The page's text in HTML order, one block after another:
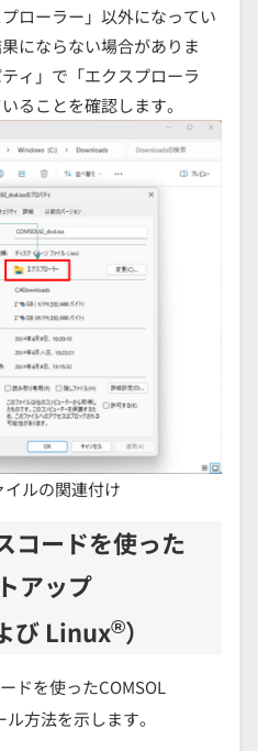
ローラー」以外になってい
にならない場合がありま
ィ」で「エクスプローラ
ることを確認します。
イルの関連付け
コードを使った
アップ
び Linux®）
ドを使ったCOMSOL
方法を示します。